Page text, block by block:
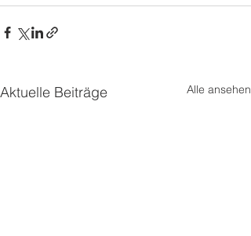
Aktuelle Beiträge Alle ansehen